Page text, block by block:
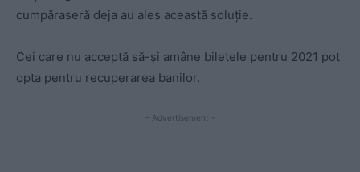
cumpăraseră deja au ales această soluție.
Cei care nu acceptă să-și amâne biletele pentru 2021 pot
opta pentru recuperarea banilor.
- Advertisement -